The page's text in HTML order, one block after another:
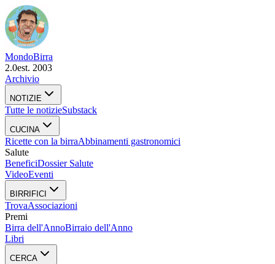
MondoBirra
2.0est. 2003
Archivio
NOTIZIE
Tutte le notizieSubstack
CUCINA
Ricette con la birraAbbinamenti gastronomici
Salute
BeneficiDossier Salute
VideoEventi
BIRRIFICI
TrovaAssociazioni
Premi
Birra dell'AnnoBirraio dell'Anno
Libri
CERCA